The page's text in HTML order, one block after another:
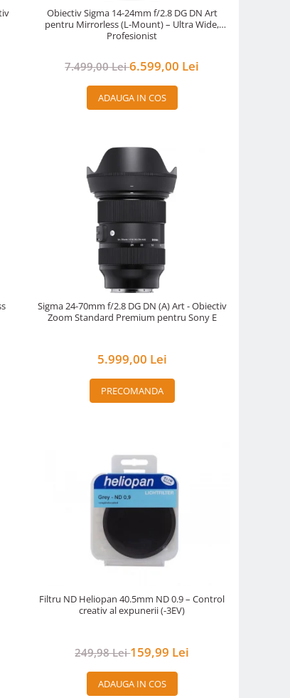
Obiectiv Sigma 14-24mm f/2.8 DG DN Art
pentru Mirrorless (L-Mount) – Ultra Wide,
Profesionist
7.499,00 Lei6.599,00 Lei
ADAUGA IN COS
Sigma 24-70mm f/2.8 DG DN (A) Art - Obiectiv
Zoom Standard Premium pentru Sony E
5.999,00 Lei
PRECOMANDA
Filtru ND Heliopan 40.5mm ND 0.9 – Control
creativ al expunerii (-3EV)
249,98 Lei159,99 Lei
ADAUGA IN COS